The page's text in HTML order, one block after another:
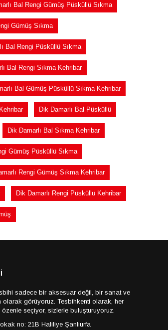
Bal Rengi Gümüş Püsküllü Sıkma
Gümüş Sıkma
Bal Rengi Püsküllü Sıkma
Bal Rengi Sıkma Kehribar
Bal Gümüş Püsküllü Sıkma Kehribar
Dik Damarlı Bal Püsküllü
Dik Damarlı Bal Sıkma Kehribar
Gümüş Püsküllü Sıkma
Rengi Gümüş Sıkma Kehribar
Dik Damarlı Rengi Püsküllü Kehribar
sadece bir aksesuar değil, bir sanat ve
olarak görüyoruz. Tesbihkenti olarak, her
özenle seçiyor, sizlerle buluşturuyoruz.
no: 21B Haliliye Şanlıurfa